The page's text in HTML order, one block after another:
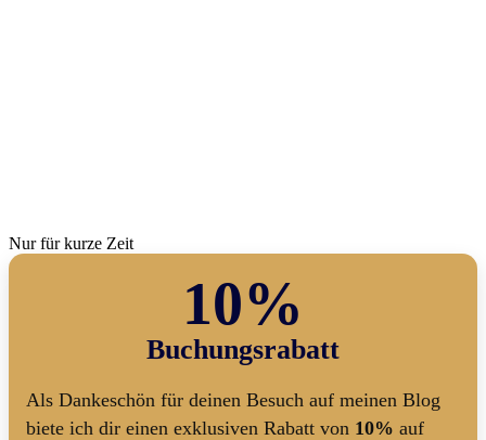
Nur für kurze Zeit
10%
Buchungsrabatt
Als Dankeschön für deinen Besuch auf meinen Blog
biete ich dir einen exklusiven Rabatt von 10% auf